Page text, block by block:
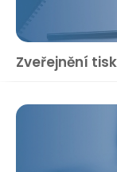
Zveřejnění